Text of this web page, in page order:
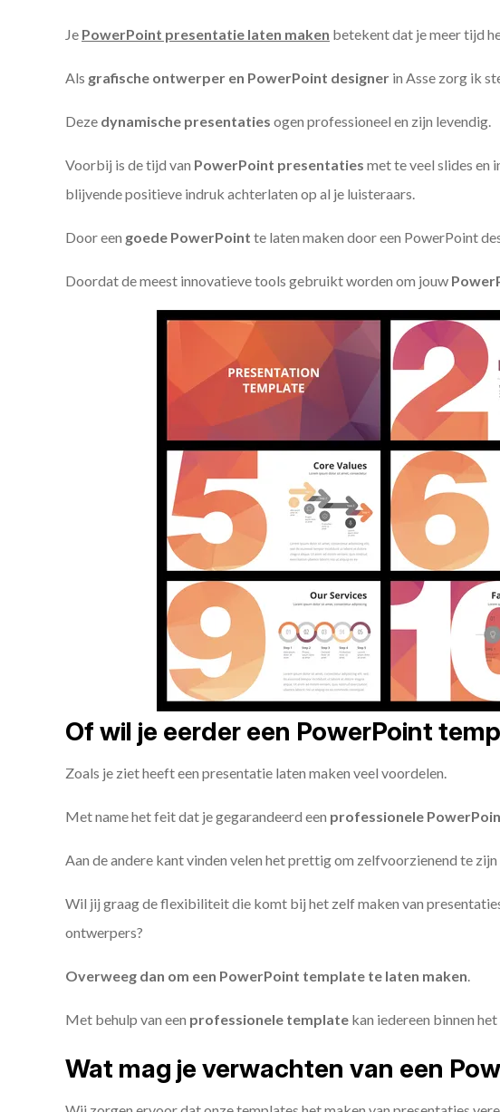
Je PowerPoint presentatie laten maken betekent dat je meer tijd
Als grafische ontwerper en PowerPoint designer in Asse zorg ik
Deze dynamische presentaties ogen professioneel en zijn levendig.
Voorbij is de tijd van PowerPoint presentaties met te veel slides en
blijvende positieve indruk achterlaten op al je luisteraars.
Door een goede PowerPoint te laten maken door een PowerPoint
Doordat de meest innovatieve tools gebruikt worden om jouw
Of wil je eerder een PowerPoint
Zoals je ziet heeft een presentatie laten maken veel voordelen.
Met name het feit dat je gegarandeerd een professionele
Aan de andere kant vinden velen het prettig om zelfvoorzienend te
Wil jij graag de flexibiliteit die komt bij het zelf maken van
ontwerpers?
Overweeg dan om een PowerPoint template te laten maken.
Met behulp van een professionele template kan iedereen binnen
Wat mag je verwachten van een